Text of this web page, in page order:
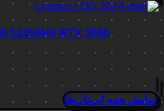
12450HX RTX 3050
نمایش همه لپ‌تاپ‌ها